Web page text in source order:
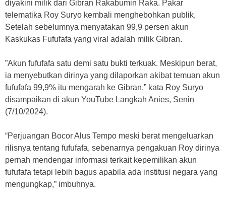
diyakini milik dari Gibran Rakabumin Raka. Pakar
telematika Roy Suryo kembali menghebohkan publik,
Setelah sebelumnya menyatakan 99,9 persen akun
Kaskukas Fufufafa yang viral adalah milik Gibran.
”Akun fufufafa satu demi satu bukti terkuak. Meskipun berat,
ia menyebutkan dirinya yang dilaporkan akibat temuan akun
fufufafa 99,9% itu mengarah ke Gibran,” kata Roy Suryo
disampaikan di akun YouTube Langkah Anies, Senin
(7/10/2024).
“Perjuangan Bocor Alus Tempo meski berat mengeluarkan
rilisnya tentang fufufafa, sebenarnya pengakuan Roy dirinya
pernah mendengar informasi terkait kepemilikan akun
fufufafa tetapi lebih bagus apabila ada institusi negara yang
mengungkap,” imbuhnya.